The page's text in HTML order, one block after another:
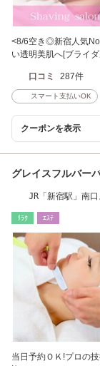
<8/6空き◎新宿人気
い透明美肌へ[ブライ
口コミ 287件
スマート支払いOK
クーポンを表示
グレイスフルバー
JR「新宿駅」南
ﾘﾗｸ ｴｽﾃ
当日予約ＯＫ!プロの